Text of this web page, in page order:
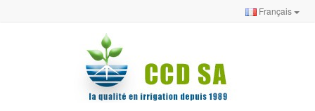
Français